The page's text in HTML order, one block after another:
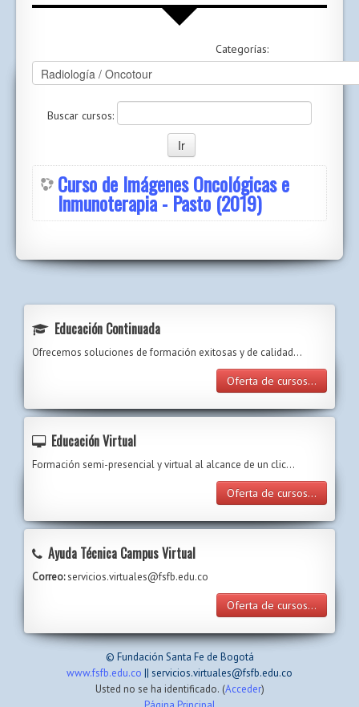
Categorías:
Buscar cursos:
Curso de Imágenes Oncológicas e
Inmunoterapia - Pasto (2019)
Educación Continuada
Ofrecemos soluciones de formación exitosas y de calidad...
Oferta de cursos...
Educación Virtual
Formación semi-presencial y virtual al alcance de un clic…
Oferta de cursos...
Ayuda Técnica Campus Virtual
Correo:servicios.virtuales@fsfb.edu.co
Oferta de cursos...
© Fundación Santa Fe de Bogotá
www.fsfb.edu.co || servicios.virtuales@fsfb.edu.co
Usted no se ha identificado. (Acceder)